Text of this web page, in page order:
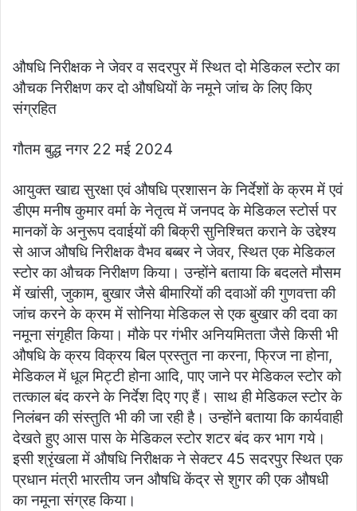
औषधि निरीक्षक ने जेवर व सदरपुर में स्थित दो मेडिकल स्टोर का
औचक निरीक्षण कर दो औषधियों के नमूने जांच के लिए किए
संग्रहित
गौतम बुद्ध नगर 22 मई 2024
आयुक्त खाद्य सुरक्षा एवं औषधि प्रशासन के निर्देशों के क्रम में एवं
डीएम मनीष कुमार वर्मा के नेतृत्व में जनपद के मेडिकल स्टोर्स पर
मानकों के अनुरूप दवाईयों की बिक्री सुनिश्चित कराने के उद्देश्य
से आज औषधि निरीक्षक वैभव बब्बर ने जेवर, स्थित एक मेडिकल
स्टोर का औचक निरीक्षण किया। उन्होंने बताया कि बदलते मौसम
में खांसी, जुकाम, बुखार जैसे बीमारियों की दवाओं की गुणवत्ता की
जांच करने के क्रम में सोनिया मेडिकल से एक बुखार की दवा का
नमूना संगृहीत किया। मौके पर गंभीर अनियमितता जैसे किसी भी
औषधि के क्रय विक्रय बिल प्रस्तुत ना करना, फ्रिज ना होना,
मेडिकल में धूल मिट्टी होना आदि, पाए जाने पर मेडिकल स्टोर को
तत्काल बंद करने के निर्देश दिए गए हैं। साथ ही मेडिकल स्टोर के
निलंबन की संस्तुति भी की जा रही है। उन्होंने बताया कि कार्यवाही
देखते हुए आस पास के मेडिकल स्टोर शटर बंद कर भाग गये।
इसी श्रृंखला में औषधि निरीक्षक ने सेक्टर 45 सदरपुर स्थित एक
प्रधान मंत्री भारतीय जन औषधि केंद्र से शुगर की एक औषधी
का नमूना संग्रह किया।